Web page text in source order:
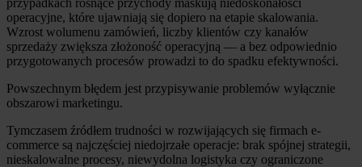
operacyjne, które ujawniają się dopiero na etapie skalowania.
Wzrost wolumenu zamówień, liczby klientów czy kanałów
sprzedaży zwiększa złożoność operacyjną — a bez odpowiednio
przygotowanych procesów prowadzi to do spadku efektywności.
Powszechnym błędem jest przypisywanie problemów wyłącznie
obszarowi marketingu.
Tymczasem źródłem trudności w rozwijających się firmach e-
commerce są najczęściej niedojrzałe operacje: brak spójnej strategii,
nieskalowalne procesy, niewydolna logistyka czy ograniczone